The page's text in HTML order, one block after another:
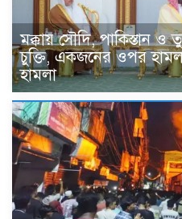
মক্কায় সৌদি, পাকিস্তান ও
চুক্তি, একজনের ওপর
হামলা